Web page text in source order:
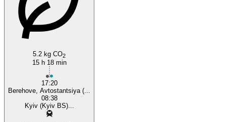
Berehove
5.2 kg CO2
15 h 18 min
17:20
Berehove, Avtostantsiya (...
08:38
Kyiv (Kyiv BS)...